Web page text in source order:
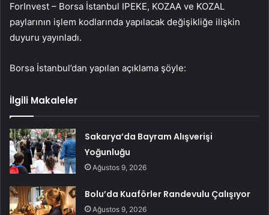
ForInvest – Borsa İstanbul IPEKE, KOZAA ve KOZAL
paylarının işlem kodlarında yapılacak değişikliğe ilişkin
duyuru yayınladı.
Borsa İstanbul’dan yapılan açıklama şöyle:
İlgili Makaleler
Sakarya’da Bayram Alışverişi
Yoğunluğu
Ağustos 9, 2026
Bolu’da Kuaförler Randevulu Çalışıyor
Ağustos 9, 2026